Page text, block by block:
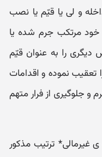
و لی یا قیّم یا نصب
خود مرتکب جرم شده یا
را به عنوان قیّم
تعقیب نموده و اقدامات
و جلوگیری از فرار متهم
غیرمالی* ترتیب مذکور